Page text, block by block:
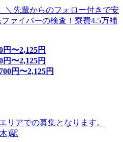
＼先輩からのフォロー付きで安
ァイバーの検査！寮費4.5万補
円〜2,125円
円〜2,125円
円〜2,125円
アでの募集となります。
)駅